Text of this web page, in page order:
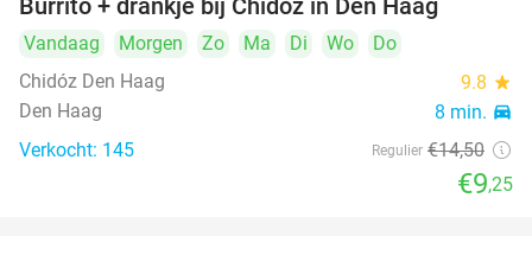
Burrito + drankje bij Chidóz in Den Haag
Vandaag Morgen Zo Ma Di Wo
Do
Chidóz Den Haag
9.8 star
Den Haag 8 min. directions_car
Verkocht: 145 Regulier €14,50
€9,25